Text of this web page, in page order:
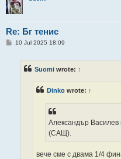
Re: Бг тенис
P10 Jul 2025 18:09
Suomi wrote: ↑
Dinko wrote: ↑
Александър
(САЩ).
вече сме с двама 1/4